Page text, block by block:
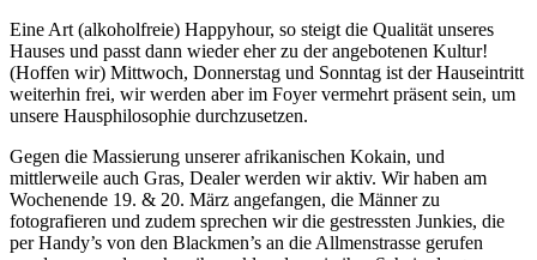
Eine Art (alkoholfreie) Happyhour, so steigt die Qualität unseres
Hauses und passt dann wieder eher zu der angebotenen Kultur!
(Hoffen wir) Mittwoch, Donnerstag und Sonntag ist der Hauseintritt
weiterhin frei, wir werden aber im Foyer vermehrt präsent sein, um
unsere Hausphilosophie durchzusetzen.
Gegen die Massierung unserer afrikanischen Kokain, und
mittlerweile auch Gras, Dealer werden wir aktiv. Wir haben am
Wochenende 19. & 20. März angefangen, die Männer zu
fotografieren und zudem sprechen wir die gestressten Junkies, die
per Handy’s von den Blackmen’s an die Allmenstrasse gerufen